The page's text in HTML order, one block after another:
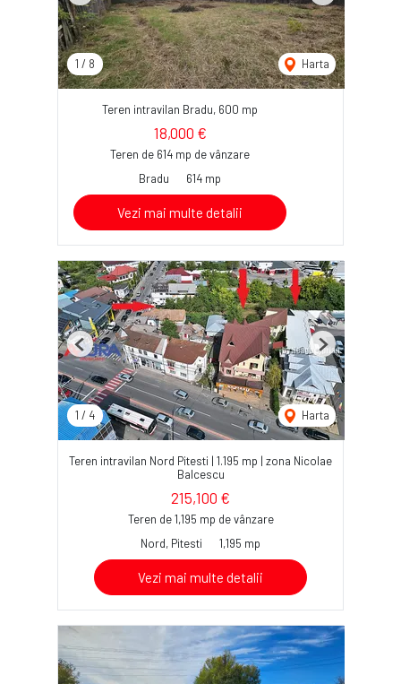
1 / 8 Harta
Teren intravilan Bradu, 600 mp
18,000 €
Teren de 614 mp de vânzare
Bradu
614 mp
Vezi mai multe detalii
1 / 4 Harta
Previous Next
Teren intravilan Nord Pitesti | 1.195 mp | zona Nicolae
Balcescu
215,100 €
Teren de 1,195 mp de vânzare
Nord, Pitesti
1,195 mp
Vezi mai multe detalii